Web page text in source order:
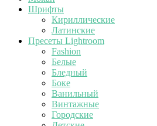
Шрифты
Кириллические
Латинские
Пресеты Lightroom
Fashion
Белые
Бледный
Боке
Ванильный
Винтажные
Городские